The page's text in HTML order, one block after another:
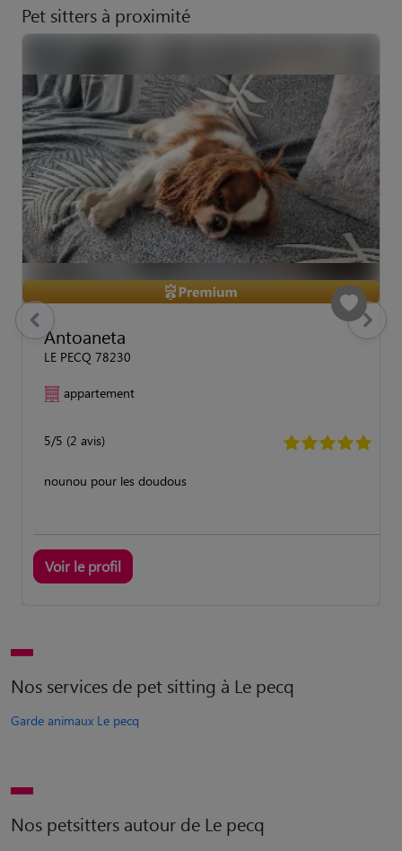
Pet sitters à proximité
Antoaneta
LE PECQ 78230
appartement
5/5 (2 avis)
nounou pour les doudous
Voir le profil
previous Suivant
Nos services de pet sitting à Le pecq
Garde animaux Le pecq
Nos petsitters autour de Le pecq